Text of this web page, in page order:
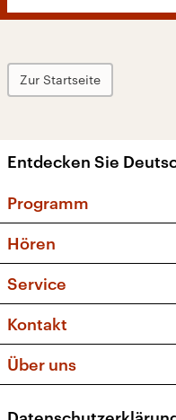
Zur Startseite
Entdecken Sie
Programm
Sendungen und
Musikliste
Kakadu – Das
Hören
Frequenzen
Service
FAQ
Apps
Newsletter
Kontakt
Social Media
Über uns